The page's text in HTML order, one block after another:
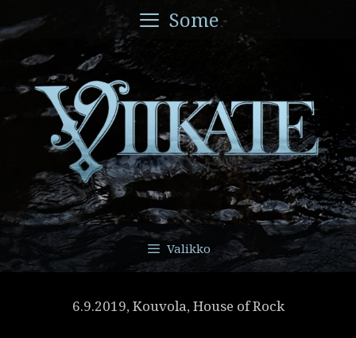
sisältöön
Some
Valikko
6.9.2019, Kouvola, House of Rock